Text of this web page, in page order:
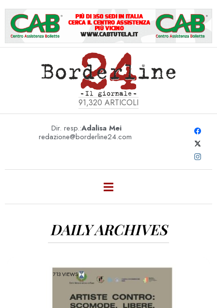
91,320 ARTICOLI
Dir. resp.:Adalisa Mei
redazione@borderline24.com
DAILY ARCHIVES
713 VIEWS